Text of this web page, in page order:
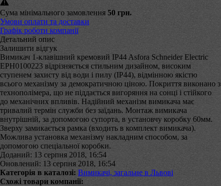
Сума мінімального замовлення 50 грн.
Умови оплати та доставки
Графік роботи компанії
Детальний опис
Залишити відгук
Вимикач 1-клавішний кремовий IP44 Asfora Schneider Electric
EPH0100223 відрізняється стильним дизайном, високим
ступенем захисту від води і пилу (ІР44), відмінною якістю
всього механізму за демократичною ціною. Покриття виконано з
технополімера, що не піддається вигоряння на сонці і стійкого
до механічних впливів. Надійний механізм вимикача має
тривалий термін служби без заїдань. Монтаж вимикача
внутрішній, за допомогою супорта, в установчу коробку 60мм.
Зверху замикається рамка (входить в комплект вимикача).
Можлива установка механізму накладним способом, за
допомогою спеціальної коробки.
Доданий: 13 серпня 2018, 16:54
Оновлений: 13 серпня 2018, 16:54
Категорія в каталозі: Вимикачі, загальне в Львові
Схожі товари компанії: